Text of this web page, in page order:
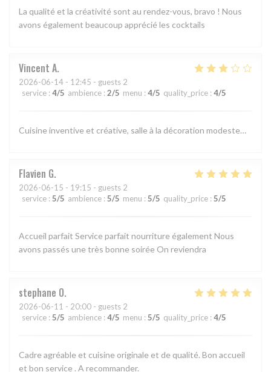
La qualité et la créativité sont au rendez-vous, bravo ! Nous
avons également beaucoup apprécié les cocktails
Vincent A
2026-06-14 - 12:45 - guests 2
service : 4/5 ambience : 2/5 menu : 4/5 quality_price : 4/5
Cuisine inventive et créative, salle à la décoration modeste…
Flavien G
2026-06-15 - 19:15 - guests 2
service : 5/5 ambience : 5/5 menu : 5/5 quality_price : 5/5
Accueil parfait Service parfait nourriture également Nous
avons passés une très bonne soirée On reviendra
stephane O
2026-06-11 - 20:00 - guests 2
service : 5/5 ambience : 4/5 menu : 5/5 quality_price : 4/5
Cadre agréable et cuisine originale et de qualité. Bon accueil
et bon service . A recommander.